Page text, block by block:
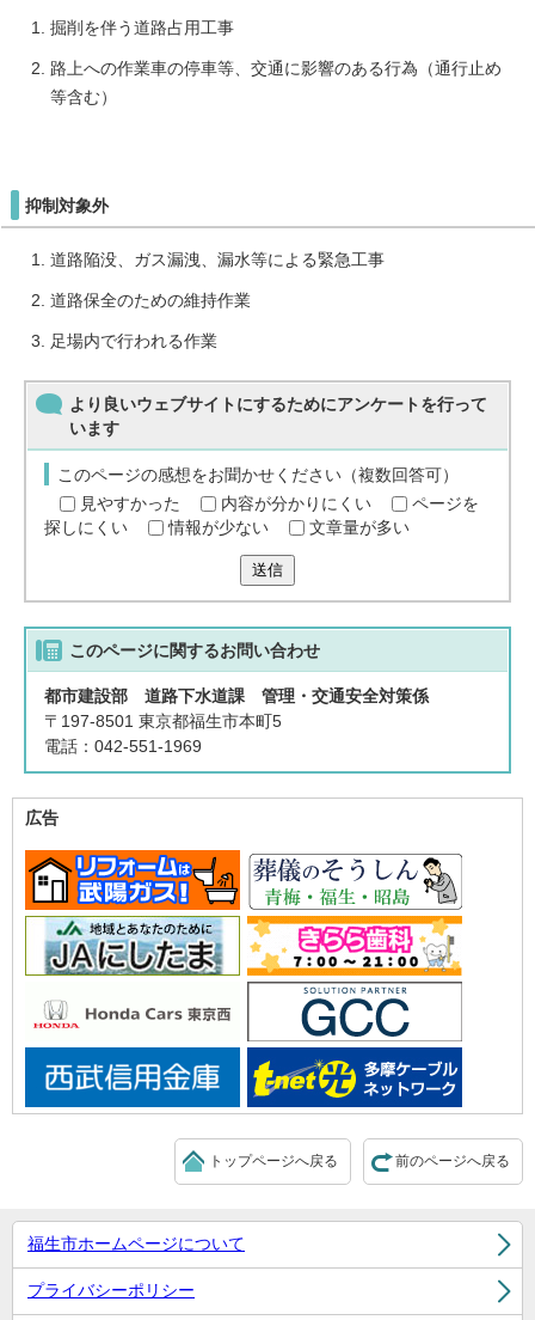
掘削を伴う道路占用工事
路上への作業車の停車等、交通に影響のある行為（通行止め
等含む）
抑制対象外
道路陥没、ガス漏洩、漏水等による緊急工事
道路保全のための維持作業
足場内で行われる作業
より良いウェブサイトにするためにアンケートを行って
います
このページの感想をお聞かせください（複数回答可）
見やすかった
内容が分かりにくい
ページを
探しにくい
情報が少ない 文章量が多い
送信
このページに関するお問い合わせ
都市建設部 道路下水道課 管理・交通安全対策係
〒197-8501 東京都福生市本町5
電話：042-551-1969
広告
前のページへ戻る
トップページへ戻る
福生市ホームページについて
プライバシーポリシー